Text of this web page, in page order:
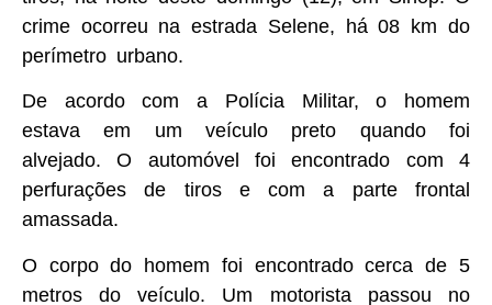
crime ocorreu na estrada Selene, há 08 km do
perímetro urbano.
De acordo com a Polícia Militar, o homem
estava em um veículo preto quando foi
alvejado. O automóvel foi encontrado com 4
perfurações de tiros e com a parte frontal
amassada.
O corpo do homem foi encontrado cerca de 5
metros do veículo. Um motorista passou no